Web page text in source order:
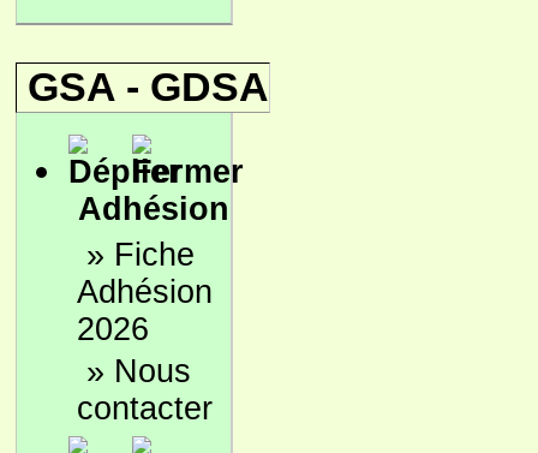
GSA - GDSA
Adhésion
» Fiche
Adhésion
2026
» Nous
contacter